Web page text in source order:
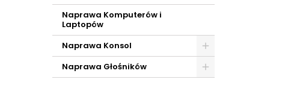
Naprawa Komputerów i
Laptopów
Naprawa Konsol
Naprawa Głośników